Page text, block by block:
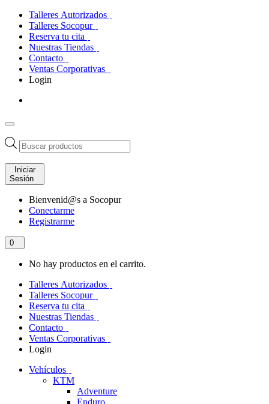
Talleres Autorizados
Talleres Socopur
Reserva tu cita
Nuestras Tiendas
Contacto
Ventas Corporativas
Login
Búsqueda
de
productos
Iniciar
Sesión
Bienvenid@s a Socopur
Conectarme
Registrarme
0
No hay productos en el carrito.
Talleres Autorizados
Talleres Socopur
Reserva tu cita
Nuestras Tiendas
Contacto
Ventas Corporativas
Login
Vehículos
KTM
Adventure
Enduro